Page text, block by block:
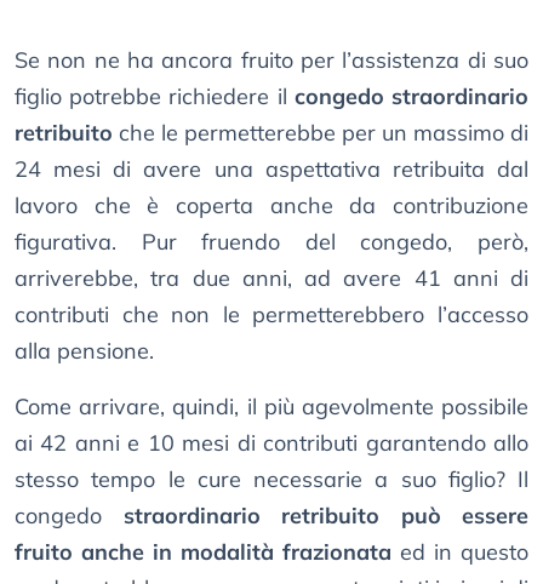
Se non ne ha ancora fruito per l’assistenza di suo
figlio potrebbe richiedere il congedo straordinario
retribuito che le permetterebbe per un massimo di
24 mesi di avere una aspettativa retribuita dal
lavoro che è coperta anche da contribuzione
figurativa. Pur fruendo del congedo, però,
arriverebbe, tra due anni, ad avere 41 anni di
contributi che non le permetterebbero l’accesso
alla pensione.
Come arrivare, quindi, il più agevolmente possibile
ai 42 anni e 10 mesi di contributi garantendo allo
stesso tempo le cure necessarie a suo figlio? Il
congedo straordinario retribuito può essere
fruito anche in modalità frazionata ed in questo